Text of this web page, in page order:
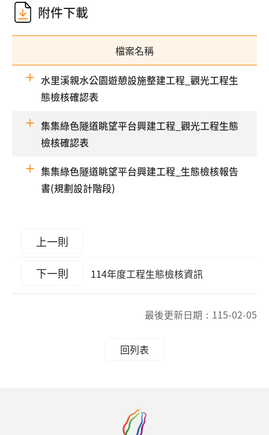
附件下載
檔案名稱
水里溪親水公園遊憩設施整建工程_觀光工程生
態檢核確認表
集集綠色隧道眺望平台興建工程_觀光工程生態
檢核確認表
集集綠色隧道眺望平台興建工程_生態檢核報告
書(規劃設計階段)
上一則
下一則 114年度工程生態檢核資訊
最後更新日期： 115-02-05
回列表